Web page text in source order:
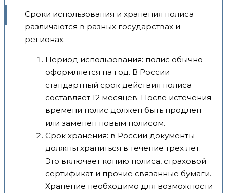
Сроки использования и хранения полиса
различаются в разных государствах и
регионах.
Период использования: полис обычно
оформляется на год. В России
стандартный срок действия полиса
составляет 12 месяцев. После истечения
времени полис должен быть продлен
или заменен новым полисом.
Срок хранения: в России документы
должны храниться в течение трех лет.
Это включает копию полиса, страховой
сертификат и прочие связанные бумаги.
Хранение необходимо для возможности